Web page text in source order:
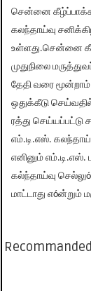
சென்னை
கலந்தாய்வு
உள்ளது.சென்னை
முதுநிலை
தேதி வரை
ஒதுக்கீடு
ரத்து செய்யப்பட்டு
எம்.டி.எஸ்.
எனினும்
கல்ந்தாய்வு
மாட்டாது எóன்றும்